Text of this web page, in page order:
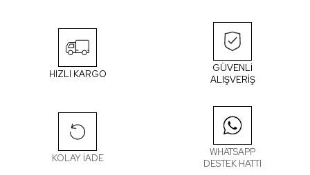
HIZLI KARGO
GÜVENLİ
ALIŞVERİŞ
KOLAY İADE
WHATSAPP
DESTEK HATTI